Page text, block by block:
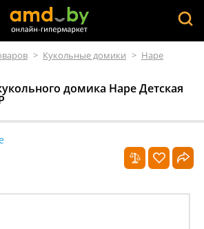
> Кукольные домики > Hape
домика Hape Детская